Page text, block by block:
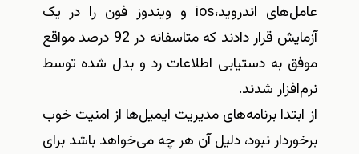
عامل‌های اندروید،ios و ویندوز فون را در یک
آزمایش قرار دادند که متاسفانه در 92 درصد مواقع
موفق به دستیابی اطلاعات رد و بدل شده توسط
نرم‌افزار شدند.
از ابتدا برنامه‌های مدیریت ایمیل‌ها از امنیت خوب
برخوردار نبود،‌ دلیل آن هر چه می‌خواهد باشد برای